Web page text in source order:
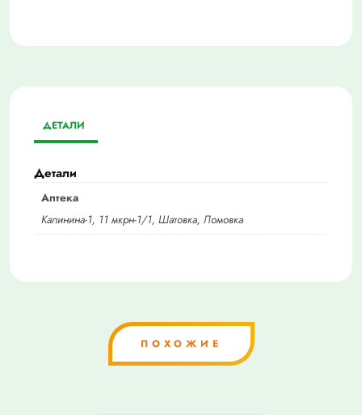
ДЕТАЛИ
Детали
Аптека
Калинина-1, 11 мкрн-1/1, Шатовка, Ломовка
ПОХОЖИЕ